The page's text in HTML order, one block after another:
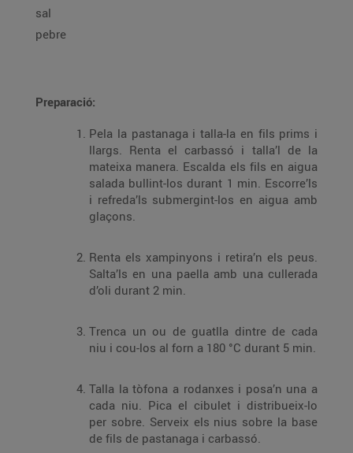
sal
pebre
Preparació:
Pela la pastanaga i talla-la en fils prims i
llargs. Renta el carbassó i talla’l de la
mateixa manera. Escalda els fils en aigua
salada bullint-los durant 1 min. Escorre’ls
i refreda’ls submergint-los en aigua amb
glaçons.
Renta els xampinyons i retira’n els peus.
Salta’ls en una paella amb una cullerada
d’oli durant 2 min.
Trenca un ou de guatlla dintre de cada
niu i cou-los al forn a 180 °C durant 5 min.
Talla la tòfona a rodanxes i posa’n una a
cada niu. Pica el cibulet i distribueix-lo
per sobre. Serveix els nius sobre la base
de fils de pastanaga i carbassó.